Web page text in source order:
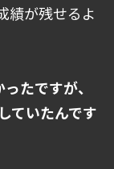
績が残せるよ
たですが、
ていたんです